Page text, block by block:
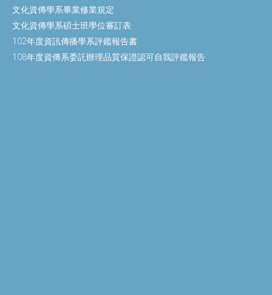
文化資傳學系畢業修業規定
文化資傳學系碩士班學位審訂表
102年度資訊傳播學系評鑑報告書
108年度資傳系委託辦理品質保證認可自我評鑑報告